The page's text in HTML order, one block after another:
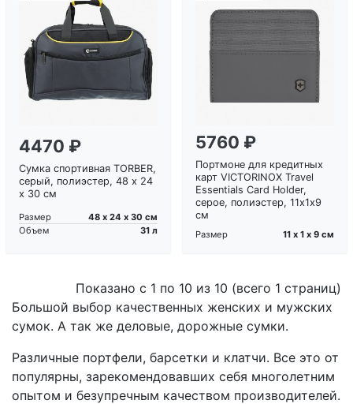
4470 ₽
Сумка спортивная TORBER,
серый, полиэстер, 48 х 24
х 30 см
Размер
48 х 24 х 30 см
Объем
31 л
5760 ₽
Портмоне для кредитных
карт VICTORINOX Travel
Essentials Card Holder,
серое, полиэстер, 11х1x9
см
Размер 11 х 1 х 9 см
Показано с 1 по 10 из 10 (всего 1 страниц)
Большой выбор качественных женских и мужских
сумок. А так же деловые, дорожные сумки.
Различные портфели, барсетки и клатчи. Все это от
популярны, зарекомендовавших себя многолетним
опытом и безупречным качеством производителей.